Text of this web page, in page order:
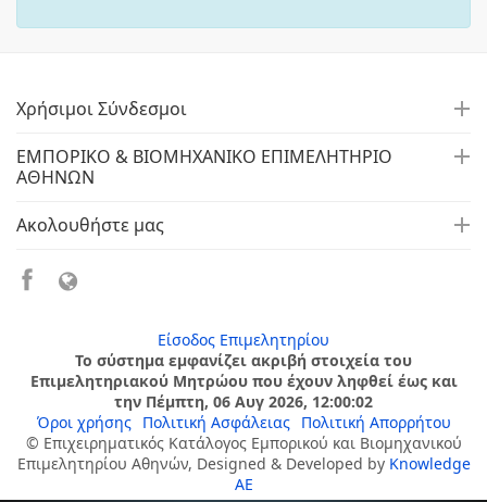
Χρήσιμοι Σύνδεσμοι
ΕΜΠΟΡΙΚΟ & ΒΙΟΜΗΧΑΝΙΚΟ ΕΠΙΜΕΛΗΤΗΡΙΟ
ΑΘΗΝΩΝ
Ακολουθήστε μας
Είσοδος Επιμελητηρίου
Το σύστημα εμφανίζει ακριβή στοιχεία του
Επιμελητηριακού Μητρώου που έχουν ληφθεί έως και
την Πέμπτη, 06 Αυγ 2026, 12:00:02
Όροι χρήσης
Πολιτική Ασφάλειας
Πολιτική Απορρήτου
© Επιχειρηματικός Κατάλογος Εμπορικού και Βιομηχανικού
Επιμελητηρίου Αθηνών, Designed & Developed by Knowledge
AE